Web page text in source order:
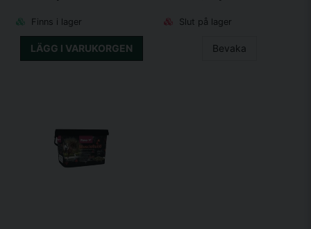
Finns i lager
LÄGG I VARUKORGEN
Slut på lager
Bevaka